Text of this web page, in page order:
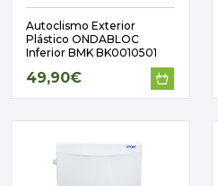
Autoclismo Exterior
Plástico ONDABLOC
Inferior BMK BK0010501
49,90€